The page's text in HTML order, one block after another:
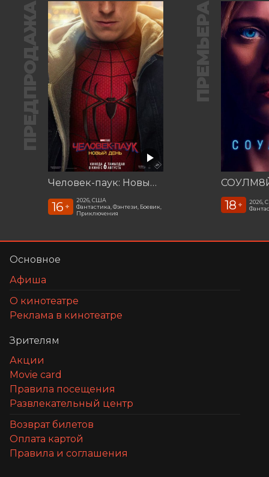
ПРЕДПРОДАЖА
Человек-паук: Новый день
16 +
2026, США
Фантастика, Фэнтези, Боевик,
Приключения
ПРЕМЬЕРА
18 +
2026,
Основное
Афиша
О кинотеатре
Реклама в кинотеатре
Зрителям
Акции
Movie card
Правила посещения
Развлекательный центр
Возврат билетов
Оплата картой
Правила и соглашения